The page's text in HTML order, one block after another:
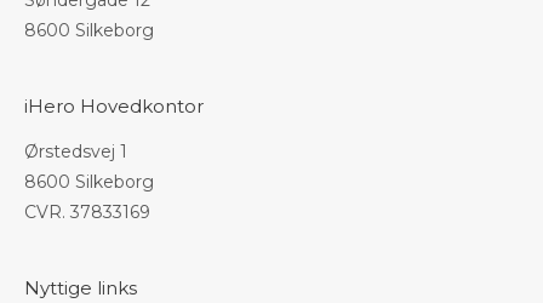
8600 Silkeborg
iHero Hovedkontor
Ørstedsvej 1
8600 Silkeborg
CVR. 37833169
Nyttige links